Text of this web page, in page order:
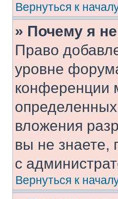
Вернуться к
» Почему я
Право
уровне
конференции
вложения
вы не знаете,
с
Вернуться к